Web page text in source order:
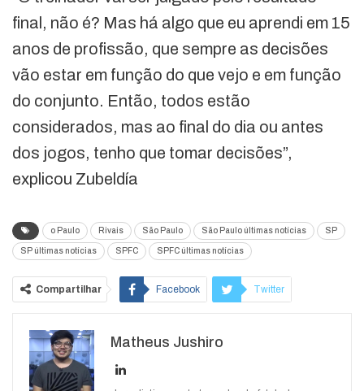
final, não é? Mas há algo que eu aprendi em 15
anos de profissão, que sempre as decisões
vão estar em função do que vejo e em função
do conjunto. Então, todos estão
considerados, mas ao final do dia ou antes
dos jogos, tenho que tomar decisões”,
explicou Zubeldía
o Paulo Rivais São Paulo São Paulo últimas notícias SP
SP últimas notícias SPFC SPFC últimas notícias
Compartilhar Facebook Twitter
WhatsApp
Matheus Jushiro